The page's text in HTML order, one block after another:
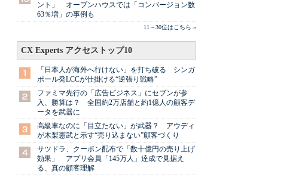
ント」 オープンハウスでは「コンバージョン数
63％増」の事例も
11～30位はこちら »
CX Experts アクセストップ10
「日本人が海外へ行けない」を打ち破る シンガ
ポール発LCCが仕掛ける“逆張り戦略”
ファミマ先行の「広告ビジネス」にセブンが参
入、勝算は？ 全国約2万店舗と約1億人の顧客デ
ータを武器に
高級車なのに「目立たない」が武器？ アウディ
が木梨憲武と示す“売り込まない”顧客づくり
サツドラ、クーポン配布で「数十億円の売り上げ
効果」 アプリ会員「145万人」達成で見据え
る、真の顧客理解